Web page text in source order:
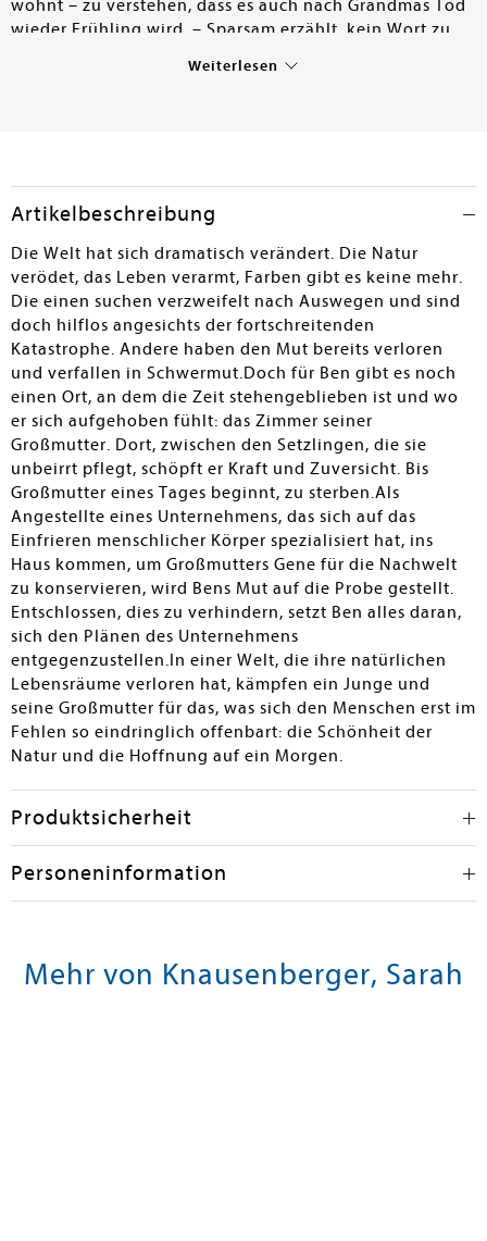
wohnt – zu verstehen, dass es auch nach Grandmas Tod
wieder Frühling wird. – Sparsam erzählt, kein Wort zu
Atmosphäre, die tief berührt. Die Illustrationen von
geliebter Menschen, um den Tod an sich und wie wir
damit umgehen, um Respekt vor anderen Menschen, um
den Klimawandel, um Mut und Selbstvertrauen und um
Stärke, die andere Menschen vermitteln. – Dringend
allen Beständen empfohlen!
Susanne Körber
Weiterlesen
Artikelbeschreibung
Die Welt hat sich dramatisch verändert. Die Natur
verödet, das Leben verarmt, Farben gibt es keine mehr.
Die einen suchen verzweifelt nach Auswegen und sind
doch hilflos angesichts der fortschreitenden
Katastrophe. Andere haben den Mut bereits verloren
und verfallen in Schwermut.Doch für Ben gibt es noch
einen Ort, an dem die Zeit stehengeblieben ist und wo
er sich aufgehoben fühlt: das Zimmer seiner
Großmutter. Dort, zwischen den Setzlingen, die sie
unbeirrt pflegt, schöpft er Kraft und Zuversicht. Bis
Großmutter eines Tages beginnt, zu sterben.Als
Angestellte eines Unternehmens, das sich auf das
Einfrieren menschlicher Körper spezialisiert hat, ins
Haus kommen, um Großmutters Gene für die Nachwelt
zu konservieren, wird Bens Mut auf die Probe gestellt.
Entschlossen, dies zu verhindern, setzt Ben alles daran,
sich den Plänen des Unternehmens
entgegenzustellen.In einer Welt, die ihre natürlichen
Lebensräume verloren hat, kämpfen ein Junge und
seine Großmutter für das, was sich den Menschen erst im
Fehlen so eindringlich offenbart: die Schönheit der
Natur und die Hoffnung auf ein Morgen.
Produktsicherheit
Personeninformation
Mehr von Knausenberger, Sarah